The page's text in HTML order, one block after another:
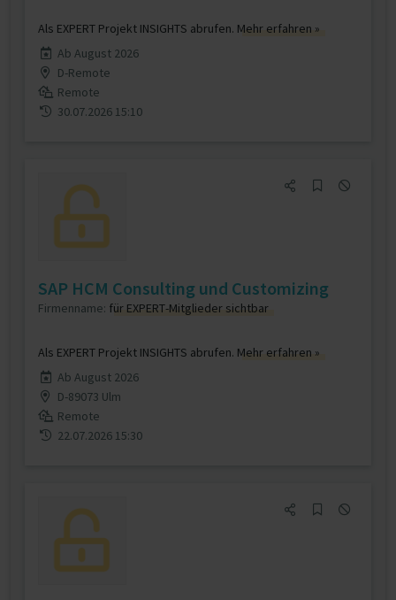
Als EXPERT Projekt INSIGHTS abrufen. Mehr erfahren »
Ab August 2026
D-Remote
Remote
30.07.2026 15:10
SAP HCM Consulting und Customizing
Firmenname: für EXPERT-Mitglieder sichtbar
Als EXPERT Projekt INSIGHTS abrufen. Mehr erfahren »
Ab August 2026
D-89073 Ulm
Remote
22.07.2026 15:30